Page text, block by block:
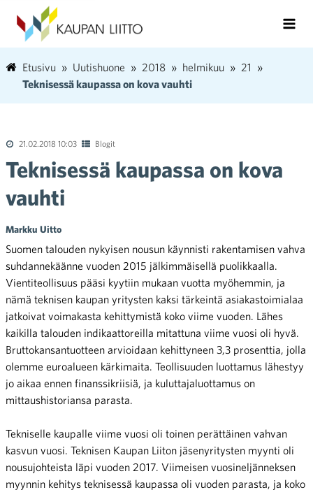
Etusivu Uutishuone 2018 helmikuu
21
Teknisessä kaupassa on kova vauhti
21.02.2018 10:03 Blogit
Teknisessä kaupassa on kova
vauhti
Markku Uitto
Suomen talouden nykyisen nousun käynnisti rakentamisen vahva
suhdannekäänne vuoden 2015 jälkimmäisellä puolikkaalla.
Vientiteollisuus pääsi kyytiin mukaan vuotta myöhemmin, ja
nämä teknisen kaupan yritysten kaksi tärkeintä asiakastoimialaa
jatkoivat voimakasta kehittymistä koko viime vuoden. Lähes
kaikilla talouden indikaattoreilla mitattuna viime vuosi oli hyvä.
Bruttokansantuotteen arvioidaan kehittyneen 3,3 prosenttia, jolla
olemme euroalueen kärkimaita. Teollisuuden luottamus lähestyy
jo aikaa ennen finanssikriisiä, ja kuluttajaluottamus on
mittaushistoriansa parasta.
Tekniselle kaupalle viime vuosi oli toinen perättäinen vahvan
kasvun vuosi. Teknisen Kaupan Liiton jäsenyritysten myynti oli
nousujohteista läpi vuoden 2017. Viimeisen vuosineljänneksen
myynnin kehitys teknisessä kaupassa oli vuoden parasta, ja koko